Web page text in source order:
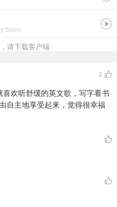
Storm
请下载客户端
1
喜欢听舒缓的英文歌，写字看书
自主地享受起来，觉得很幸福